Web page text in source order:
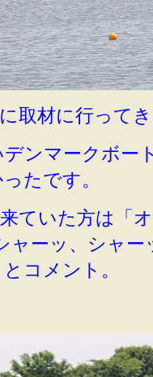
取材に行って
ンマークボー
たです。
ていた方は「
ャーッ、シャー
コメント。